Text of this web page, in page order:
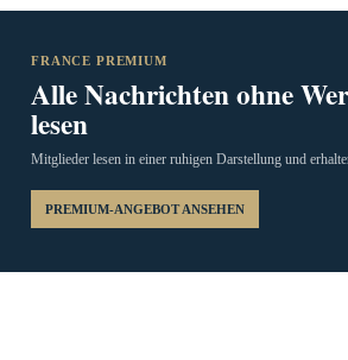
FRANCE PREMIUM
Alle Nachrichten ohne
lesen
Mitglieder lesen in einer ruhigen Darstellung und
PREMIUM-ANGEBOT ANSEHEN